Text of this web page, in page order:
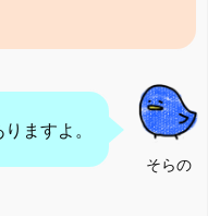
そらの
ますよ。